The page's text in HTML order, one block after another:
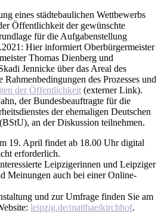
eines städtebaulichen Wettbewerbs
Öffentlichkeit der gewünschte
für die Aufgabenstellung
Hier informiert Oberbürgermeister
Thomas Dienberg und
Jennicke über das Areal des
des Prozesses und
der Öffentlichkeit (externer Link).
der Bundesbeauftragte für die
der ehemaligen Deutschen
an der Diskussion teilnehmen.
19. April findet ab 18.00 Uhr digital
erforderlich.
Leipzigerinnen und Leipziger
Meinungen auch bei einer Online-
und zur Umfrage finden Sie am
leipzig.de/matthaeikirchhof.